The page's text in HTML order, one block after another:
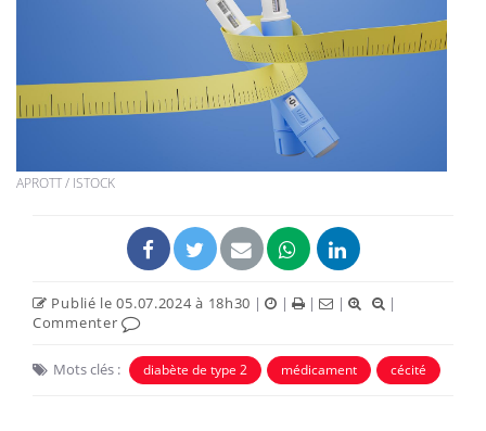
APROTT / ISTOCK
Publié le 05.07.2024 à 18h30 | | | |
|
Commenter
Mots clés : diabète de type 2 médicament cécité